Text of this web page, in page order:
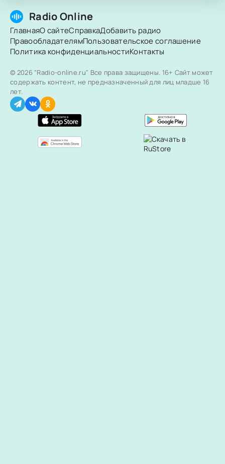
Radio Online
ГлавнаяО сайтеСправкаДобавить радио
ПравообладателямПользовательское соглашение
Политика конфиденциальностиКонтакты
© 2026 "Radio-online.ru" Все права защищены. 16+ Сайт может
содержать контент, не предназначенный для лиц младше 16
лет.